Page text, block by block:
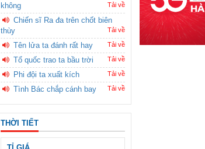
không
Tải về
Chiến sĩ Ra đa trên chốt biên
thùy
Tải về
Tên lửa ta đánh rất hay Tải về
Tổ quốc trao ta bầu trời Tải về
Phi đội ta xuất kích Tải về
Tình Bác chắp cánh bay Tải về
THỜI TIẾT